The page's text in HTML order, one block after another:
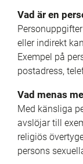
Vad är en
eller indirekt
Exempel på
postadress,
Vad menas
Med känsliga
avslöjar till
religiös
persons